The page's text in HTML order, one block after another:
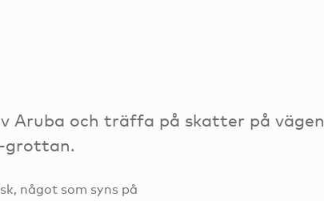
Aruba och träffa på skatter på vägen
grottan.
något som syns på